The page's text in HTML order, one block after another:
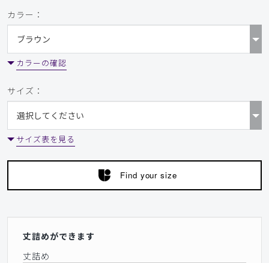
カラー：
カラーの確認
サイズ：
サイズ表を見る
Find your size
丈詰めができます
丈詰め